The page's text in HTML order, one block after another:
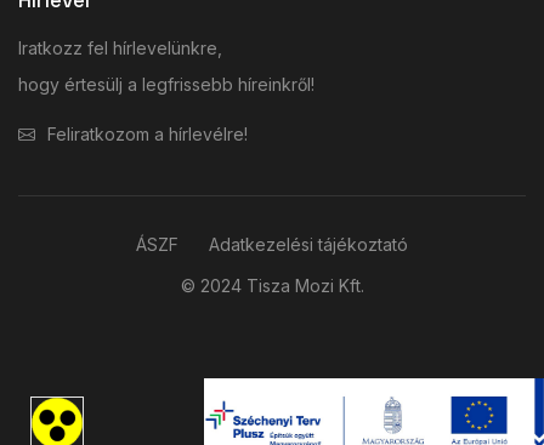
Iratkozz fel hírlevelünkre,
hogy értesülj a legfrissebb híreinkről!
Feliratkozom a hírlevélre!
© 2024 Tisza Mozi Kft.
ÁSZF Adatkezelési tájékoztató